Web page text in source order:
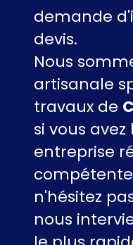
demande
devis.
Nous
artisanale
travaux de
si vous
entreprise
n'hésitez
nous